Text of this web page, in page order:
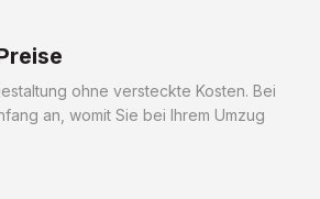
ohne versteckte Kosten. Bei
an, womit Sie bei Ihrem Umzug